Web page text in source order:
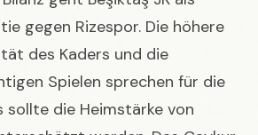
gegen Rizespor. Die höhere
des Kaders und die
Spielen sprechen für die
sollte die Heimstärke von